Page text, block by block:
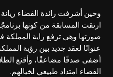
وحين أشرفت رائدة الفضاء
ارتقت المسابقة من كونها
صورتها وهي ترفع راية المملكة
أضفى صدقًا مضاعفًا، وأقنع
الفضاء امتداد طبيعي لخيالهم.